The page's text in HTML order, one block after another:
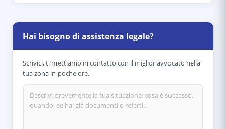
Hai bisogno di assistenza legale?
Scrivici, ti mettiamo in contatto con il miglior avvocato nella
tua zona in poche ore.